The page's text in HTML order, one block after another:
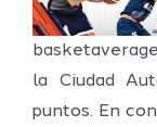
la Ciudad
puntos. En